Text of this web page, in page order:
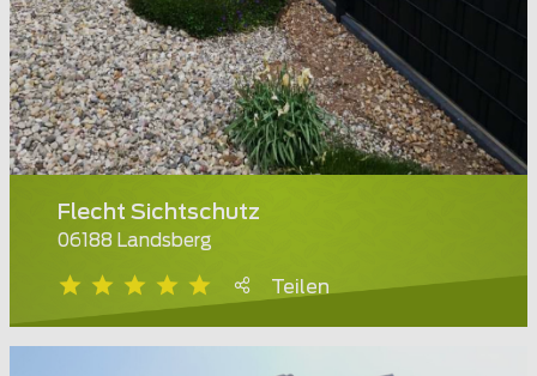
Flecht Sichtschutz
06188 Landsberg
Teilen